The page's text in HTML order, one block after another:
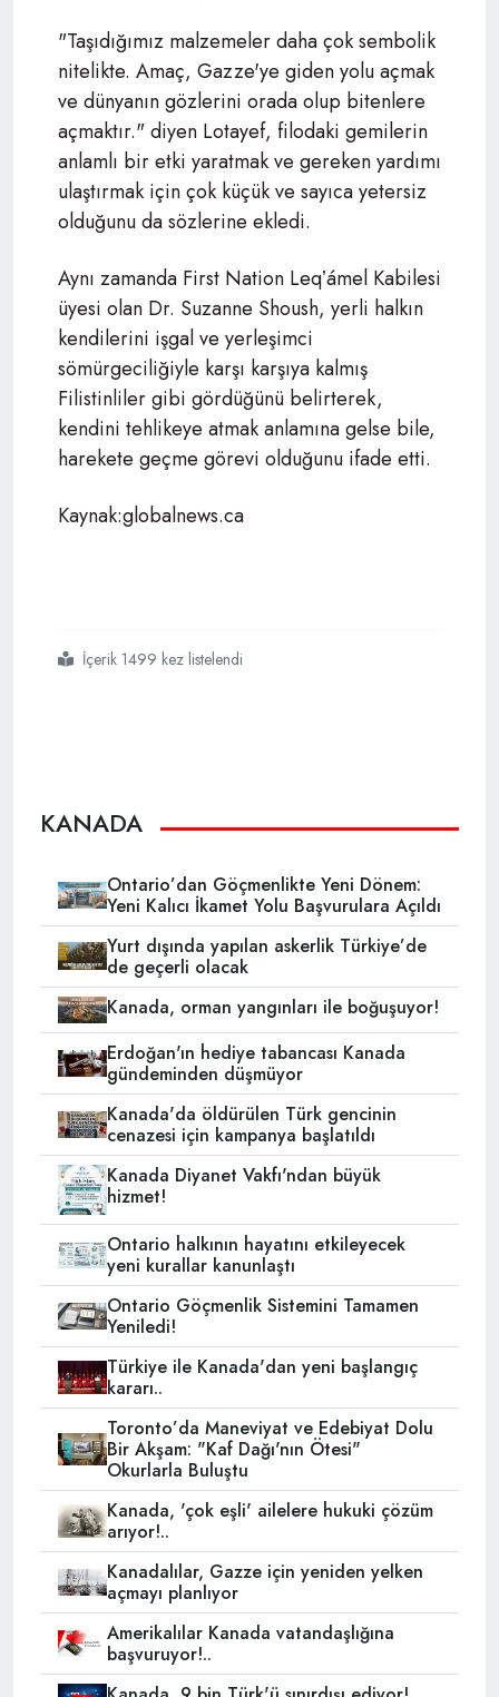
"Taşıdığımız malzemeler daha çok sembolik
nitelikte. Amaç, Gazze'ye giden yolu açmak
ve dünyanın gözlerini orada olup bitenlere
açmaktır." diyen Lotayef, filodaki gemilerin
anlamlı bir etki yaratmak ve gereken yardımı
ulaştırmak için çok küçük ve sayıca yetersiz
olduğunu da sözlerine ekledi.
Aynı zamanda First Nation Leqʼámel Kabilesi
üyesi olan Dr. Suzanne Shoush, yerli halkın
kendilerini işgal ve yerleşimci
sömürgeciliğiyle karşı karşıya kalmış
Filistinliler gibi gördüğünü belirterek,
kendini tehlikeye atmak anlamına gelse bile,
harekete geçme görevi olduğunu ifade etti.
Kaynak:globalnews.ca
#kanada
#gazze
#yardım
#filo İçerik 1499 kez listelendi
KANADA
Ontario’dan Göçmenlikte Yeni Dönem:
Yeni Kalıcı İkamet Yolu Başvurulara Açıldı
Yurt dışında yapılan askerlik Türkiye’de
de geçerli olacak
Kanada, orman yangınları ile boğuşuyor!
Erdoğan'ın hediye tabancası Kanada
gündeminden düşmüyor
Kanada'da öldürülen Türk gencinin
cenazesi için kampanya başlatıldı
Kanada Diyanet Vakfı'ndan büyük
hizmet!
Ontario halkının hayatını etkileyecek
yeni kurallar kanunlaştı
Ontario Göçmenlik Sistemini Tamamen
Yeniledi!
Türkiye ile Kanada'dan yeni başlangıç
kararı..
Toronto’da Maneviyat ve Edebiyat Dolu
Bir Akşam: "Kaf Dağı'nın Ötesi"
Okurlarla Buluştu
Kanada, 'çok eşli' ailelere hukuki çözüm
arıyor!..
Kanadalılar, Gazze için yeniden yelken
açmayı planlıyor
Amerikalılar Kanada vatandaşlığına
başvuruyor!..